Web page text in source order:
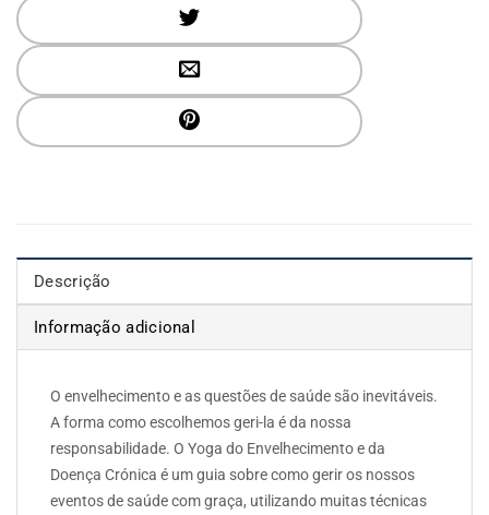
Descrição
Informação adicional
O envelhecimento e as questões de saúde são inevitáveis.
A forma como escolhemos geri-la é da nossa
responsabilidade. O Yoga do Envelhecimento e da
Doença Crónica é um guia sobre como gerir os nossos
eventos de saúde com graça, utilizando muitas técnicas